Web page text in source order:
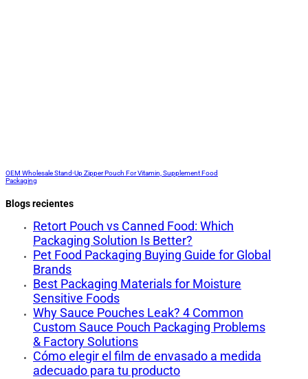
OEM Wholesale Stand-Up Zipper Pouch For Vitamin, Supplement Food
Packaging
Blogs recientes
Retort Pouch vs Canned Food: Which
Packaging Solution Is Better?
Pet Food Packaging Buying Guide for Global
Brands
Best Packaging Materials for Moisture
Sensitive Foods
Why Sauce Pouches Leak? 4 Common
Custom Sauce Pouch Packaging Problems
& Factory Solutions
Cómo elegir el film de envasado a medida
adecuado para tu producto